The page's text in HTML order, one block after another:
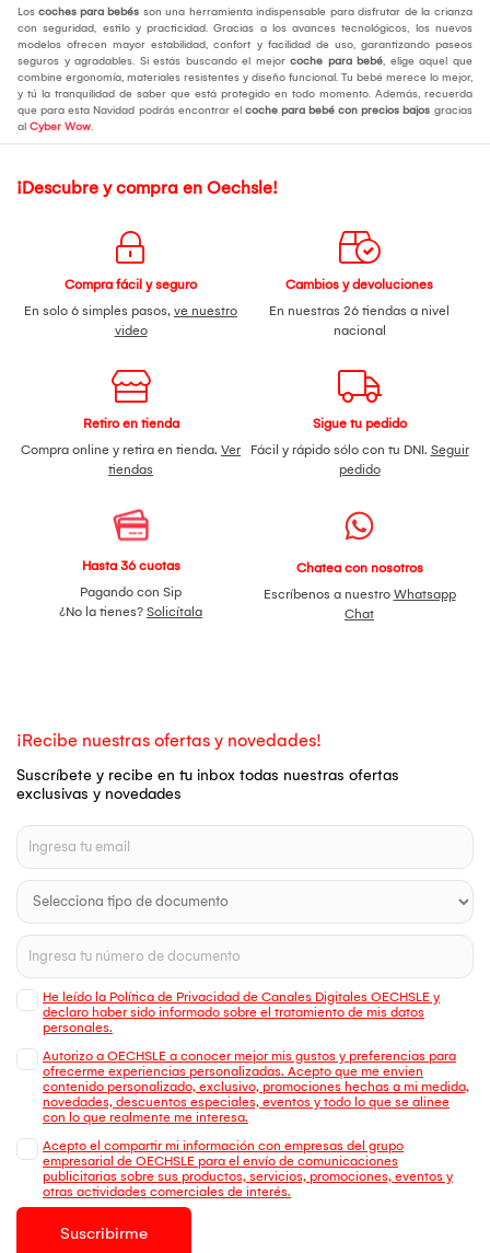
Los coches para bebés son una herramienta indispensable para disfrutar de la crianza
con seguridad, estilo y practicidad. Gracias a los avances tecnológicos, los nuevos
modelos ofrecen mayor estabilidad, confort y facilidad de uso, garantizando paseos
seguros y agradables. Si estás buscando el mejor coche para bebé, elige aquel que
combine ergonomía, materiales resistentes y diseño funcional. Tu bebé merece lo mejor,
y tú la tranquilidad de saber que está protegido en todo momento. Además, recuerda
que para esta Navidad podrás encontrar el coche para bebé con precios bajos gracias
al Cyber Wow.
¡Descubre y compra en Oechsle!
Compra fácil y seguro
En solo 6 simples pasos, ve nuestro
video
Cambios y devoluciones
En nuestras 26 tiendas a nivel
nacional
Retiro en tienda
Compra online y retira en tienda. Ver
tiendas
Sigue tu pedido
Fácil y rápido sólo con tu DNI. Seguir
pedido
Hasta 36 cuotas
Pagando con Sip
¿No la tienes? Solicítala
Chatea con nosotros
Escríbenos a nuestro Whatsapp
Chat
¡Recibe nuestras ofertas y novedades!
Suscríbete y recibe en tu inbox todas nuestras ofertas
exclusivas y novedades
He leído la Política de Privacidad de Canales Digitales OECHSLE y
declaro haber sido informado sobre el tratamiento de mis datos
personales.
Autorizo a OECHSLE a conocer mejor mis gustos y preferencias para
ofrecerme experiencias personalizadas. Acepto que me envien
contenido personalizado, exclusivo, promociones hechas a mi medida,
novedades, descuentos especiales, eventos y todo lo que se alinee
con lo que realmente me interesa.
Acepto el compartir mi información con empresas del grupo
empresarial de OECHSLE para el envío de comunicaciones
publicitarias sobre sus productos, servicios, promociones, eventos y
otras actividades comerciales de interés.
Suscribirme